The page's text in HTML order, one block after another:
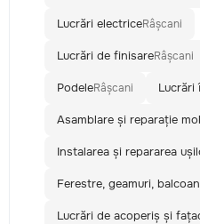
Lucrări electriceRâșcani
Lucrări de finisareRâșcani
PodeleRâșcani Lucrări
Asamblare și reparație
Instalarea și repararea
Ferestre, geamuri,
Lucrări de acoperiș și